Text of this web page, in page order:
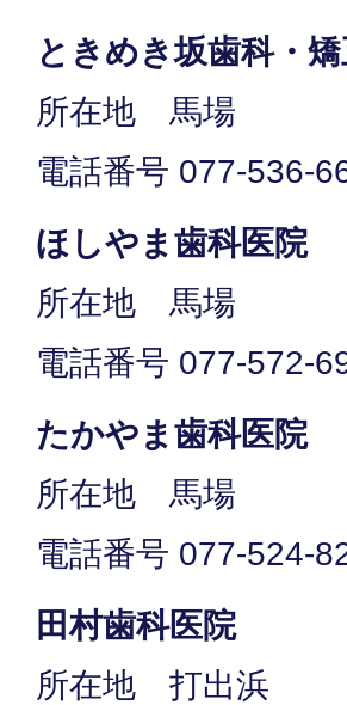
ときめき坂歯科・
所在地 馬場
電話番号 077-536-
ほしやま歯科医院
所在地 馬場
電話番号 077-572-
たかやま歯科医院
所在地 馬場
電話番号 077-524-
田村歯科医院
所在地 打出浜